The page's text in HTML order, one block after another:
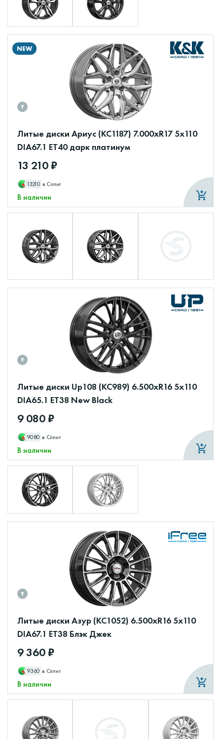
NEW
Литые диски Ариус (КС1187) 7.000xR17 5x110
DIA67.1 ET40 дарк платинум
13 210 ₽
13210 в Сплит
В наличии
Литые диски Up108 (КС989) 6.500xR16 5x110
DIA65.1 ET38 New Black
9 080 ₽
9080 в Сплит
В наличии
Литые диски Азур (КС1052) 6.500xR16 5x110
DIA67.1 ET38 Блэк Джек
9 360 ₽
9360 в Сплит
В наличии